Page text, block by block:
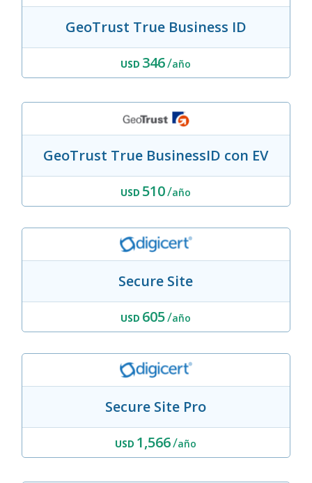
GeoTrust True Business ID
USD346/año
GeoTrust True BusinessID con EV
USD510/año
Secure Site
USD605/año
Secure Site Pro
USD1,566/año